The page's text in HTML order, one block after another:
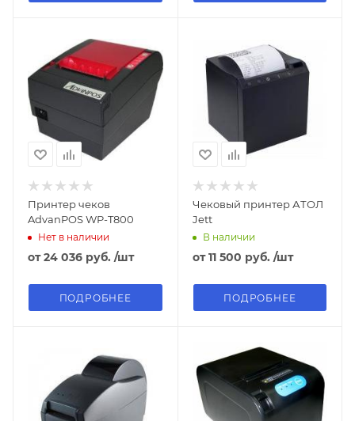
Принтер чеков
AdvanPOS WP-T800
Нет в наличии
от24 036 руб. /шт
ПОДРОБНЕЕ
Чековый принтер АТОЛ
Jett
В наличии
от11 500 руб. /шт
ПОДРОБНЕЕ